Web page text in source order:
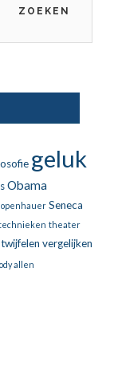
geluk
Obama
Seneca
theater
twijfelen vergelijken
allen